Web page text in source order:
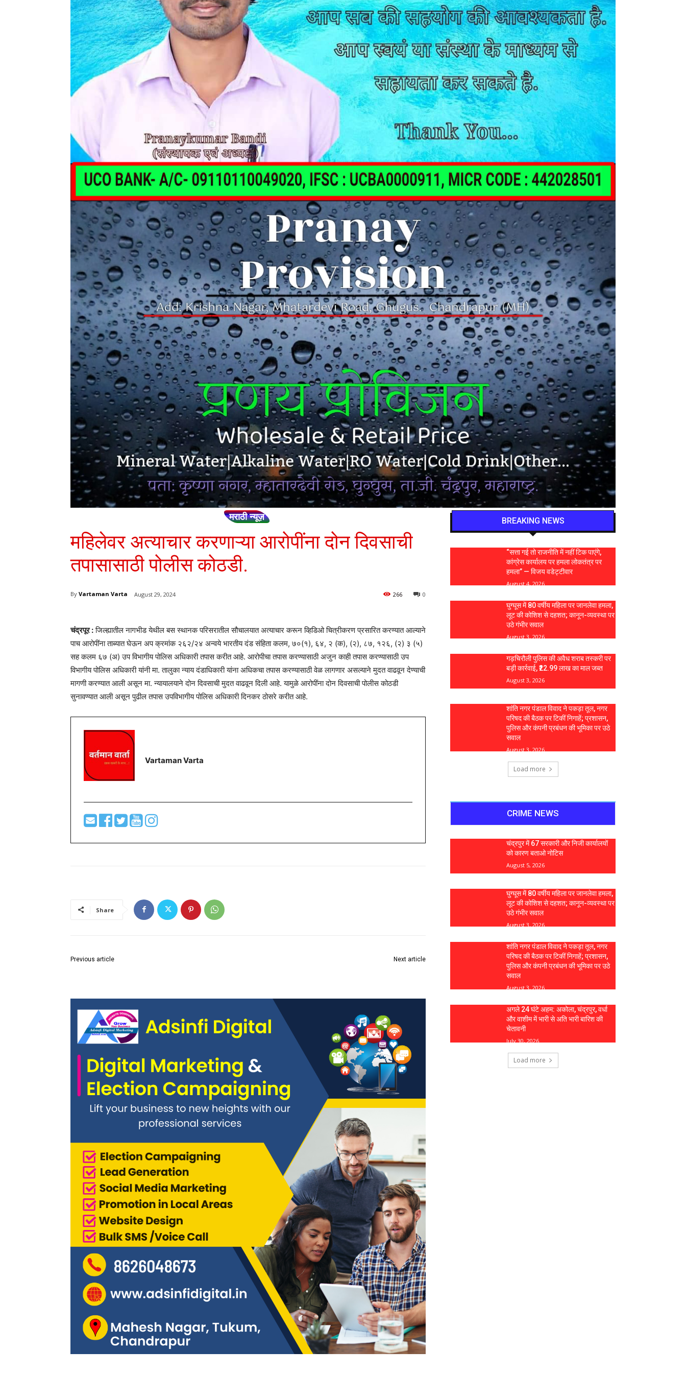
मराठी न्यूज़
महिलेवर अत्याचार करणाऱ्या आरोपींना दोन दिवसाची
तपासासाठी पोलीस कोठडी.
By Vartaman Varta August 29, 2024 0
266
चंद्रपूर :जिल्ह्यातील नागभीड येथील बस स्थानक परिसरातील सौचालयात अत्याचार करून व्हिडिओ चित्रीकरण प्रसारित करण्यात आल्याने
पाच आरोपींना ताब्यात घेऊन अप क्रमांक २६२/२४ अन्वये भारतीय दंड संहिता कलम, ७०(१), ६४, २ (क), (२), ८७, १२६, (२) ३ (५)
सह कलम ६७ (अ) उप विभागीय पोलिस अधिकारी तपास करीत आहे. आरोपीचा तपास करण्यासाठी अजुन काही तपास करण्यासाठी उप
विभागीय पोलिस अधिकारी यांनी मा. तालुका न्याय दंडाधिकारी यांना अधिकचा तपास करण्यासाठी वेळ लागणार असल्याने मुदत वाढवून देण्याची
मागणी करण्यात आली असून मा. न्यायालयाने दोन दिवसाची मुदत वाढवून दिली आहे. यामुळे आरोपींना दोन दिवसाची पोलीस कोठडी
सुनावण्यात आली असून पुढील तपास उपविभागीय पोलिस अधिकारी दिनकर ठोसरे करीत आहे.
Vartaman Varta
Share
Previous article Next article
BREAKING NEWS
“सत्ता गई तो राजनीति में नहीं टिक पाएंगे,
कांग्रेस कार्यालय पर हमला लोकतंत्र पर
हमला” — विजय वडेट्टीवार
August 4, 2026
घुग्घूस में 80 वर्षीय महिला पर जानलेवा हमला,
लूट की कोशिश से दहशत; कानून-व्यवस्था पर
उठे गंभीर सवाल
August 3, 2026
गड़चिरौली पुलिस की अवैध शराब तस्करी पर
बड़ी कार्रवाई, ₹22.99 लाख का माल जब्त
August 3, 2026
शांति नगर पंडाल विवाद ने पकड़ा तूल, नगर
परिषद की बैठक पर टिकीं निगाहें; प्रशासन,
पुलिस और कंपनी प्रबंधन की भूमिका पर उठे
सवाल
August 3, 2026
Load more
CRIME NEWS
चंद्रपुर में 67 सरकारी और निजी कार्यालयों
को कारण बताओ नोटिस
August 5, 2026
घुग्घूस में 80 वर्षीय महिला पर जानलेवा हमला,
लूट की कोशिश से दहशत; कानून-व्यवस्था पर
उठे गंभीर सवाल
August 3, 2026
शांति नगर पंडाल विवाद ने पकड़ा तूल, नगर
परिषद की बैठक पर टिकीं निगाहें; प्रशासन,
पुलिस और कंपनी प्रबंधन की भूमिका पर उठे
सवाल
August 3, 2026
अगले 24 घंटे अहम: अकोला, चंद्रपुर, वर्धा
और वाशीम में भारी से अति भारी बारिश की
चेतावनी
July 30, 2026
Load more